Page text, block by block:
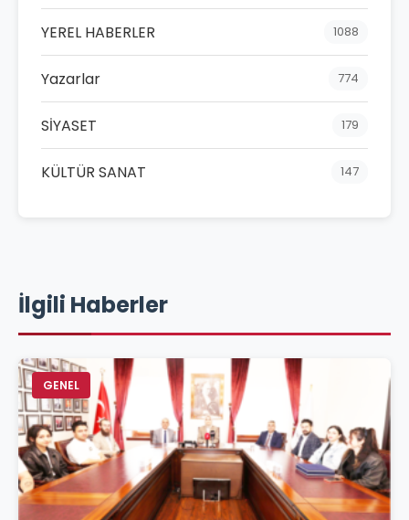
YEREL HABERLER 1088
Yazarlar 774
SİYASET 179
KÜLTÜR SANAT 147
İlgili Haberler
GENEL